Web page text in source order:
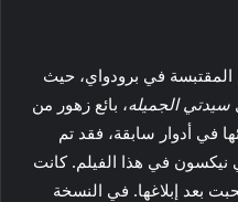
المقتبسة في برودواي، حيث
سيدتي الجميله، بائع زهور من
في أدوار سابقة، فقد تم
في هذا الفيلم. كانت
بعد إبلاغها. في النسخة